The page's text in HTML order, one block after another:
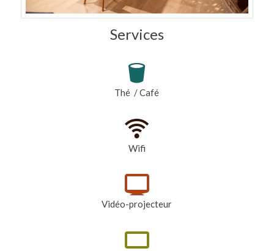
Services
Thé / Café
Wifi
Vidéo-projecteur